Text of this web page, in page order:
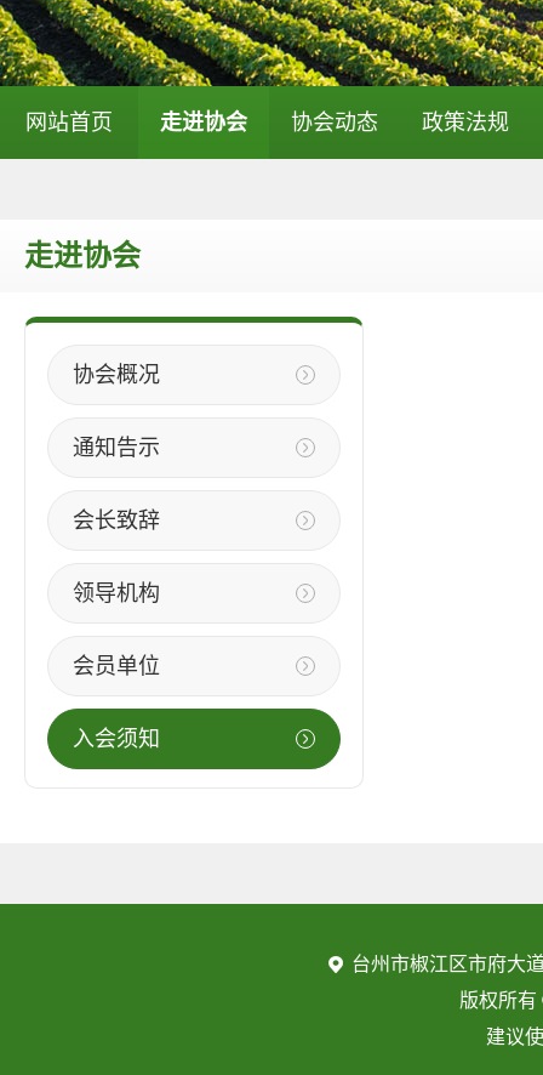
网站首页 走进协会 协会动态 政策法规
走进协会
协会概况
通知告示
会长致辞
领导机构
会员单位
入会须知
台州市椒江区市府大
版权所
建议